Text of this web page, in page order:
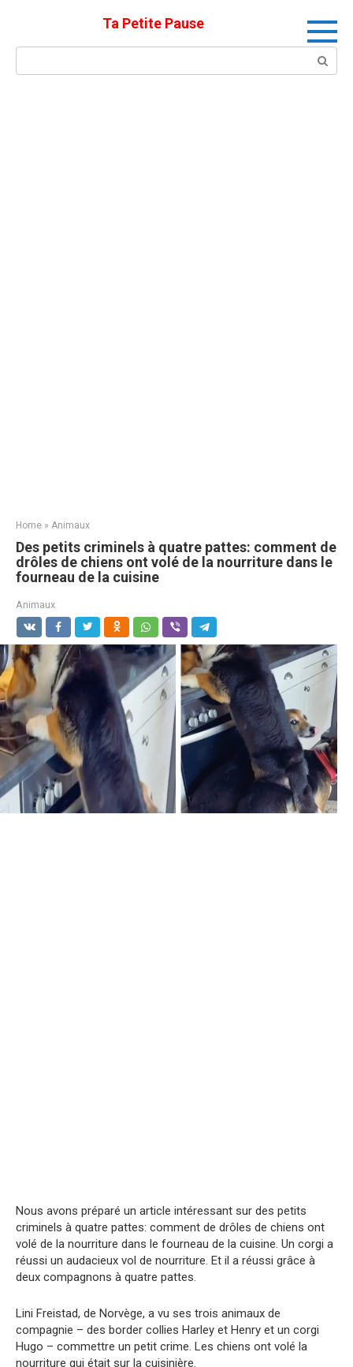
Ta Petite Pause
Search:
Home » Animaux
Des petits criminels à quatre pattes: comment de
drôles de chiens ont volé de la nourriture dans le
fourneau de la cuisine
Animaux
Nous avons préparé un article intéressant sur des petits
criminels à quatre pattes: comment de drôles de chiens ont
volé de la nourriture dans le fourneau de la cuisine. Un corgi a
réussi un audacieux vol de nourriture. Et il a réussi grâce à
deux compagnons à quatre pattes.
Lini Freistad, de Norvège, a vu ses trois animaux de
compagnie – des border collies Harley et Henry et un corgi
Hugo – commettre un petit crime. Les chiens ont volé la
nourriture qui était sur la cuisinière.